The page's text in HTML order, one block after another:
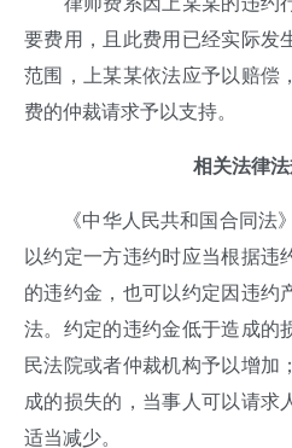
要费用，且此费用已经实际发
范围，上某某依法应予以赔偿
费的仲裁请求予以支持。
相关法律
《中华人民共和国合同法》
以约定一方违约时应当根据违
的违约金，也可以约定因违约
法。约定的违约金低于造成的
民法院或者仲裁机构予以增加
成的损失的，当事人可以请求
适当减少。